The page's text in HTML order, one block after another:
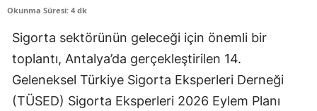
Edirne
Elazığ
Okunma Süresi: 4 dk
Sigorta sektörünün geleceği için önemli bir
toplantı, Antalya’da gerçekleştirilen 14.
Geleneksel Türkiye Sigorta Eksperleri Derneği
(TÜSED) Sigorta Eksperleri 2026 Eylem Planı